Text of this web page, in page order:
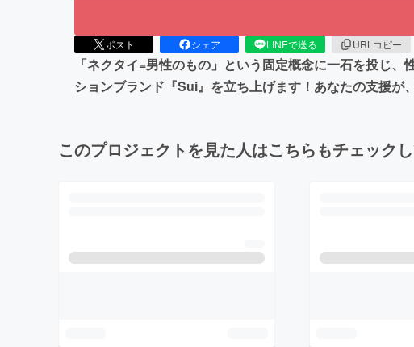
ポスト シェア LINEで送る URLコピー
「ネクタイ=男性のもの」という固定概念に一石を投じ
ションブランド『Sui』を立ち上げます！あなたの支援が
このプロジェクトを見た人はこちらもチェック